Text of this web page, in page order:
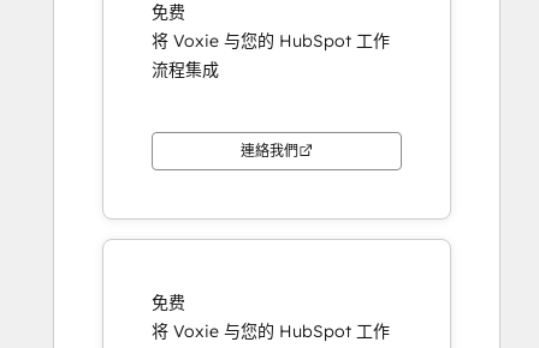
免费
将 Voxie 与您的 HubSpot 工作
流程集成
連絡我們
免费
将 Voxie 与您的 HubSpot 工作